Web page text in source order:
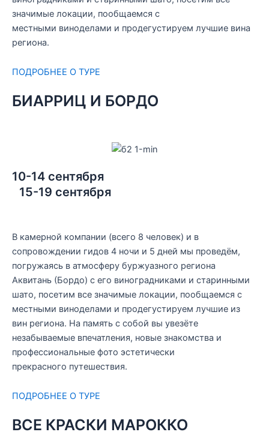
значимые локации, пообщаемся с
местными виноделами и продегустируем лучшие вина
региона.
ПОДРОБНЕЕ О ТУРЕ
БИАРРИЦ И БОРДО
10-14 сентября
15-19 сентября
В камерной компании (всего 8 человек) и в
сопровождении гидов 4 ночи и 5 дней мы проведём,
погружаясь в атмосферу буржуазного региона
Аквитань (Бордо) с его виноградниками и старинными
шато, посетим все значимые локации, пообщаемся с
местными виноделами и продегустируем лучшие из
вин региона. На память с собой вы увезёте
незабываемые впечатления, новые знакомства и
профессиональные фото эстетически
прекрасного путешествия.
ПОДРОБНЕЕ О ТУРЕ
ВСЕ КРАСКИ МАРОККО